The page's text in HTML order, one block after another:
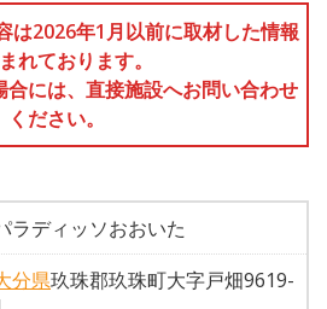
は2026年1月以前に取材した情報
れております。
には、直接施設へお問い合わせ
ください。
ラディッソおおいた
分県玖珠郡玖珠町大字戸畑9619-